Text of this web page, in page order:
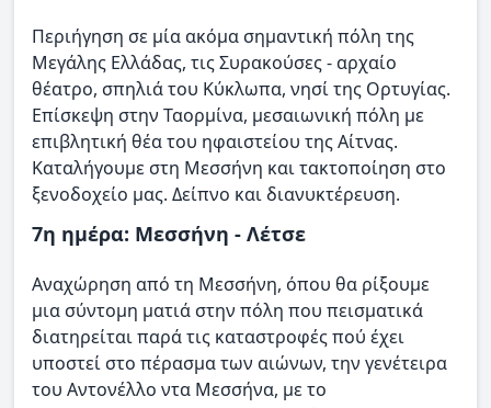
Περιήγηση σε μία ακόμα σημαντική πόλη της
Μεγάλης Ελλάδας, τις Συρακούσες - αρχαίο
θέατρο, σπηλιά του Κύκλωπα, νησί της Ορτυγίας.
Επίσκεψη στην Ταορμίνα, μεσαιωνική πόλη με
επιβλητική θέα του ηφαιστείου της Αίτνας.
Καταλήγουμε στη Μεσσήνη και τακτοποίηση στο
ξενοδοχείο μας. Δείπνο και διανυκτέρευση.
7η ημέρα: Μεσσήνη - Λέτσε
Αναχώρηση από τη Μεσσήνη, όπου θα ρίξουμε
μια σύντομη ματιά στην πόλη που πεισματικά
διατηρείται παρά τις καταστροφές πού έχει
υποστεί στο πέρασμα των αιώνων, την γενέτειρα
του Αντονέλλο ντα Μεσσήνα, με το